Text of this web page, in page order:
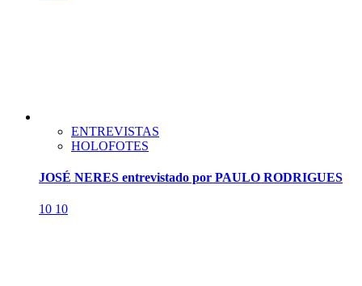
ENTREVISTAS
HOLOFOTES
JOSÉ NERES entrevistado por PAULO RODRIGUES
10 10